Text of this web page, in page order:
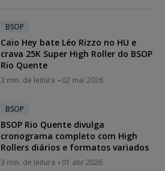
BSOP
Caio Hey bate Léo Rizzo no HU e
crava 25K Super High Roller do BSOP
Rio Quente
3 min. de leitura 02 mai 2026
BSOP
BSOP Rio Quente divulga
cronograma completo com High
Rollers diários e formatos variados
3 min. de leitura 01 abr 2026